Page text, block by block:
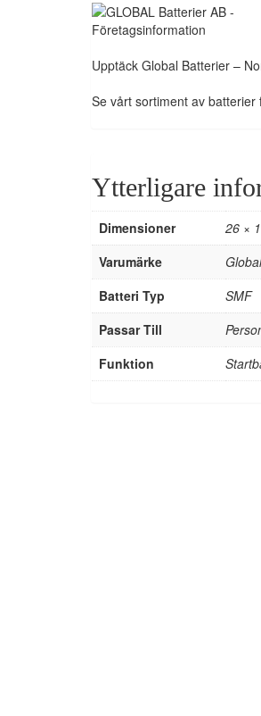
Upptäck Global Batterier –
Se vårt sortiment av batterier
Ytterligare
Dimensioner
26 ×
Varumärke
Global
Batteri Typ
SMF
Passar Till
Funktion